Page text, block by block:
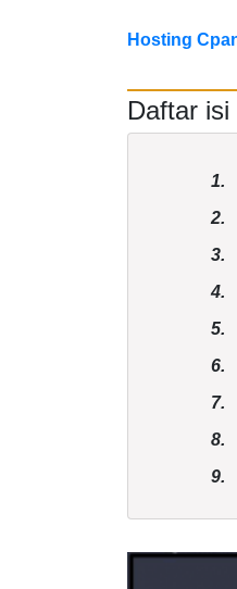
Hosting
Daftar isi
1.
2.
3.
4.
5.
6.
7.
8.
9.